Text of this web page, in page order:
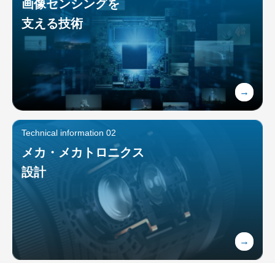
画像センシングを
支える技術
Technical information 02
メカ・メカトロニクス
設計